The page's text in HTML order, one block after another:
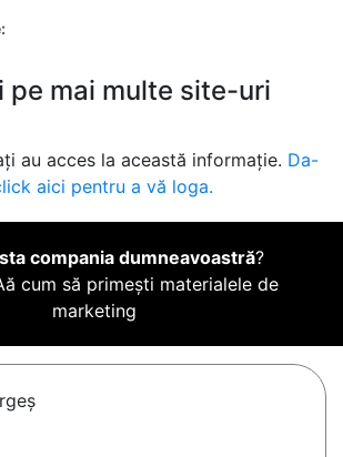
pe mai multe site-uri
au acces la această informație. Da-
aici pentru a vă loga.
compania dumneavoastră?
cum să primești materialele de
marketing